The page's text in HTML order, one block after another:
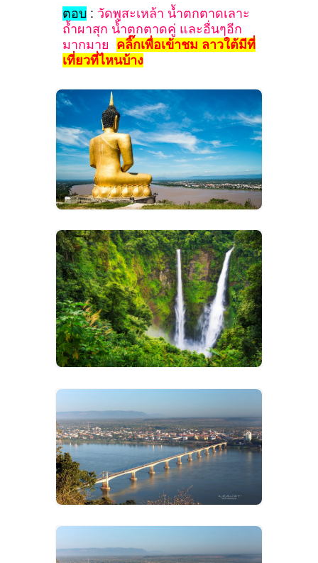
ตอบ : วัดพูสะเหล้า น้ำตกตาดเลาะ
ถ้ำผาสุก น้ำตกตาดคู่ และอื่นๆอีก
มากมาย
คลิ๊กเพื่อเข้าชม ลาวใต้มีที่
เที่ยวที่ไหนบ้าง
VIEW IMAGES
VIEW IMAGES
VIEW IMAGES